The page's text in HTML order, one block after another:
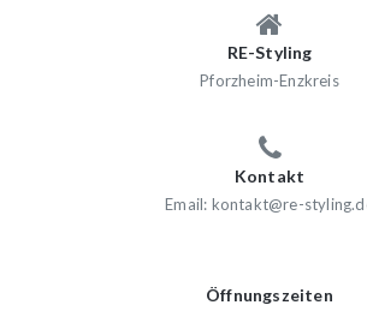
RE-Styling
Pforzheim-Enzkreis
Kontakt
Email: kontakt@re-
Öffnungszeiten